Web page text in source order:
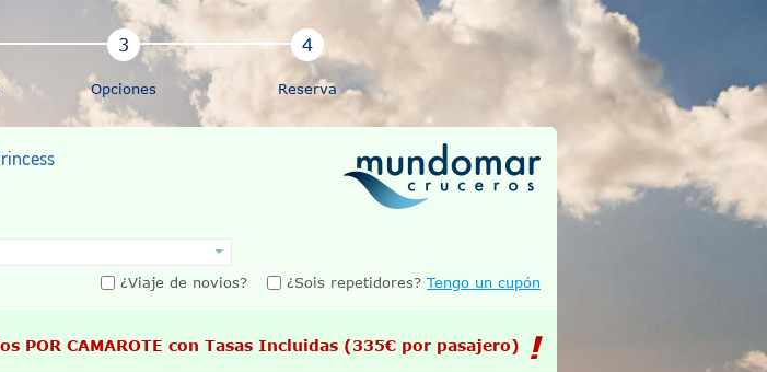
Opciones Reserva
¿Viaje de novios?
¿Sois repetidores? Tengo un cupón
POR CAMAROTE con Tasas Incluidas (335€ por pasajero)